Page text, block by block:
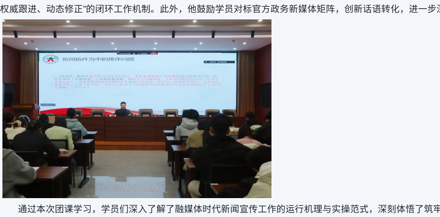
权威跟进、动态修正”的闭环工作机制。此外，他鼓励学员对标官方政务新媒体矩阵，创新话语转化，进一步
通过本次团课学习，学员们深入了解了融媒体时代新闻宣传工作的运行机理与实操范式，深刻体悟了